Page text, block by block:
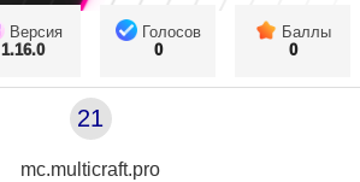
Версия
1.16.0
Голосов
0
Баллы
0
21
mc.multicraft.pro